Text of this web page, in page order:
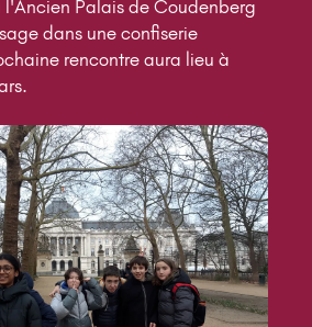
Palais de Coudenberg
dans une confiserie
rencontre aura lieu à